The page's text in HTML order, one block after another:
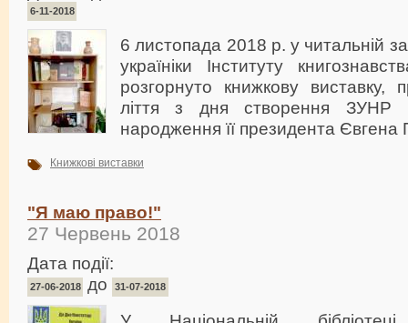
6-11-2018
6 листопада 2018 р. у читальній
україніки Інституту
розгорнуто книжкову виставку,
ліття з дня створення ЗУНР
народження її президента
Книжкові виставки
"Я маю право!"
27 Червень 2018
Дата події:
27-06-2018 до 31-07-2018